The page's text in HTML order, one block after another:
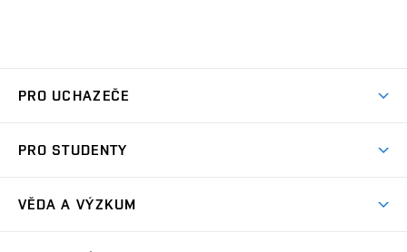
PRO UCHAZEČE
Ambasadoři studia
PRO STUDENTY
VĚDA A VÝZKUM